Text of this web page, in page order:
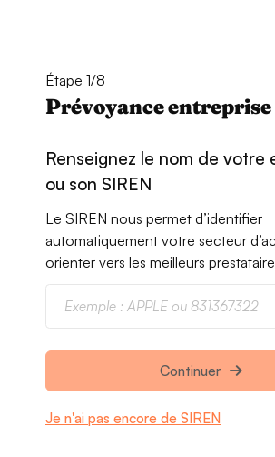
Étape 1/8
Prévoyance entreprise
Renseignez le nom de votre
ou son SIREN
Le SIREN nous permet d’identifier
automatiquement votre secteur
orienter vers les meilleurs
Continuer
Je n'ai pas encore de SIREN